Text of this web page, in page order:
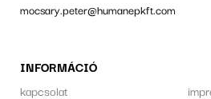
mocsary.peter@humanepkft.com
INFORMÁCIÓ
kapcsolat